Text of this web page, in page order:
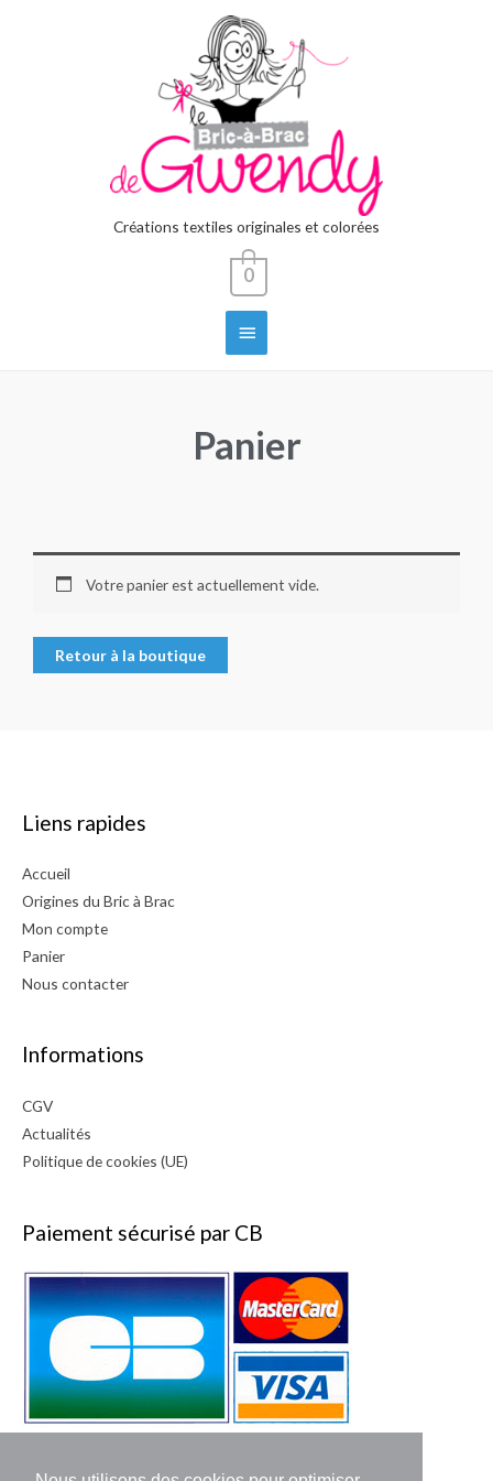
Créations textiles originales et colorées
0
Panier
Votre panier est actuellement vide.
Retour à la boutique
Liens rapides
Accueil
Origines du Bric à Brac
Mon compte
Panier
Nous contacter
Informations
CGV
Actualités
Politique de cookies (UE)
Paiement sécurisé par CB